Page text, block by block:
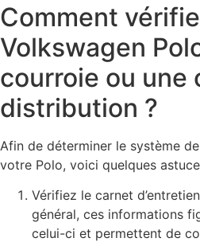
Comment
Volkswagen
courroie ou une
distribution ?
Afin de déterminer le système
votre Polo, voici quelques
Vérifiez le carnet
général, ces informations
celui-ci et permettent de